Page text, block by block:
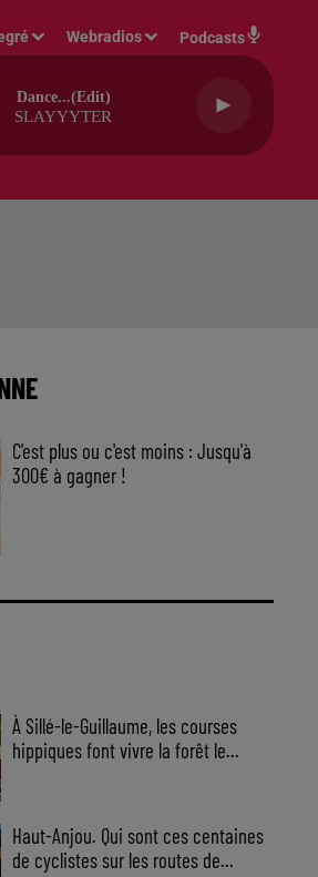
Webradios Podcasts
Dance...(edit)
SLAYYYTER
C'est plus ou c'est moins : Jusqu'à
300€ à gagner !
À Sillé-le-Guillaume, les courses
hippiques font vivre la forêt le...
Haut-Anjou. Qui sont ces centaines
de cyclistes sur les routes de...